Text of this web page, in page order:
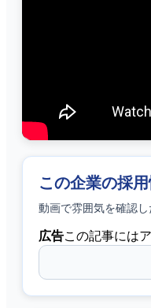
この企業の採
動画で雰囲気を確認し
広告この記事には